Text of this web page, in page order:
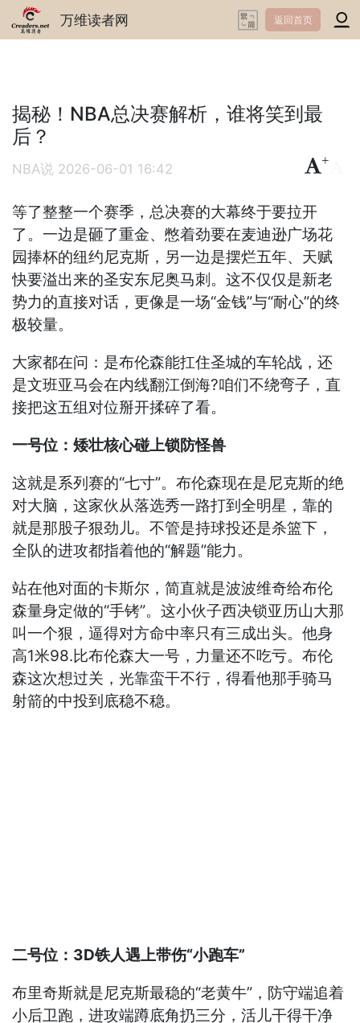
万维读者网 返回首页
揭秘！NBA总决赛解析，谁将笑到最
后？
NBA说 2026-06-01 16:42
+
等了整整一个赛季，总决赛的大幕终于要拉开
了。一边是砸了重金、憋着劲要在麦迪逊广场花
园捧杯的纽约尼克斯，另一边是摆烂五年、天赋
快要溢出来的圣安东尼奥马刺。这不仅仅是新老
势力的直接对话，更像是一场“金钱”与“耐心”的终
极较量。
大家都在问：是布伦森能扛住圣城的车轮战，还
是文班亚马会在内线翻江倒海?咱们不绕弯子，直
接把这五组对位掰开揉碎了看。
一号位：矮壮核心碰上锁防怪兽
这就是系列赛的“七寸”。布伦森现在是尼克斯的绝
对大脑，这家伙从落选秀一路打到全明星，靠的
就是那股子狠劲儿。不管是持球投还是杀篮下，
全队的进攻都指着他的“解题”能力。
站在他对面的卡斯尔，简直就是波波维奇给布伦
森量身定做的“手铐”。这小伙子西决锁亚历山大那
叫一个狠，逼得对方命中率只有三成出头。他身
高1米98.比布伦森大一号，力量还不吃亏。布伦
森这次想过关，光靠蛮干不行，得看他那手骑马
射箭的中投到底稳不稳。
二号位：3D铁人遇上带伤“小跑车”
布里奇斯就是尼克斯最稳的“老黄牛”，防守端追着
小后卫跑，进攻端蹲底角扔三分，活儿干得干净